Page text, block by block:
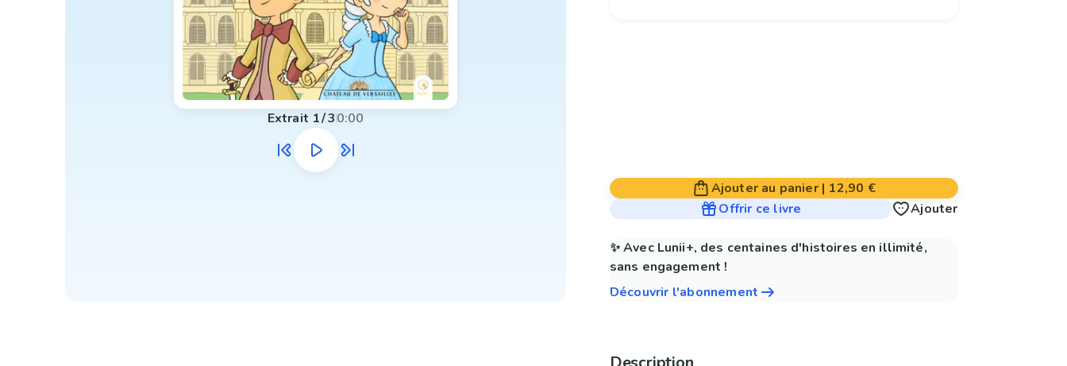
Extrait 1/30:00
Ajouter au panier| 12,90 €
Offrir ce livre
Ajouter
✨ Avec Lunii+, des centaines d'histoires en illimité,
sans engagement !
Découvrir l'abonnement